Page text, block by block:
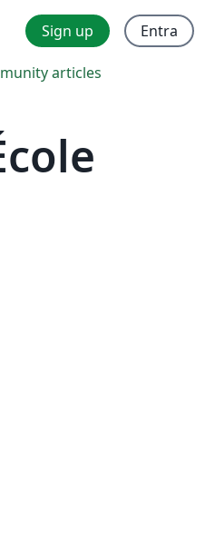
Sign up Entra
articles